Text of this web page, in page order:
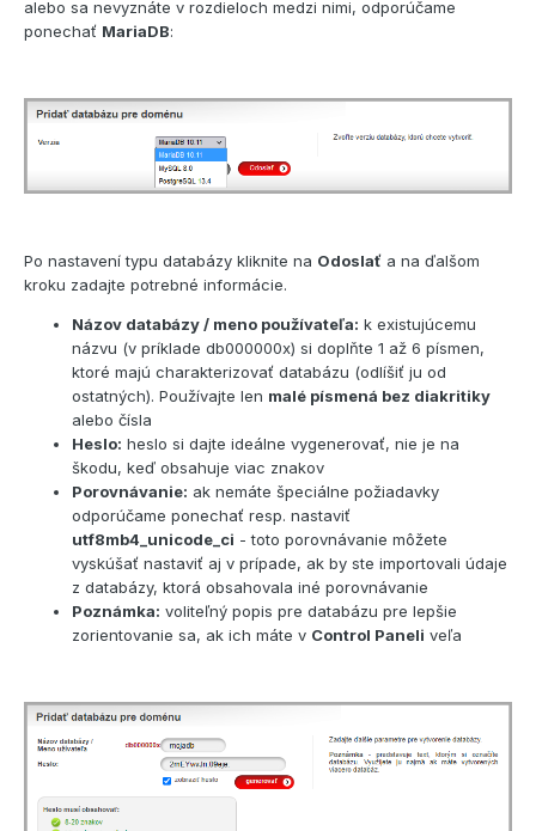
alebo sa nevyznáte v rozdieloch medzi nimi, odporúčame
ponechať MariaDB:
Po nastavení typu databázy kliknite na Odoslať a na ďalšom
kroku zadajte potrebné informácie.
Názov databázy / meno používateľa: k existujúcemu
názvu (v príklade db000000x) si doplňte 1 až 6 písmen,
ktoré majú charakterizovať databázu (odlíšiť ju od
ostatných). Používajte len malé písmená bez diakritiky
alebo čísla
Heslo: heslo si dajte ideálne vygenerovať, nie je na
škodu, keď obsahuje viac znakov
Porovnávanie: ak nemáte špeciálne požiadavky
odporúčame ponechať resp. nastaviť
utf8mb4_unicode_ci - toto porovnávanie môžete
vyskúšať nastaviť aj v prípade, ak by ste importovali údaje
z databázy, ktorá obsahovala iné porovnávanie
Poznámka: voliteľný popis pre databázu pre lepšie
zorientovanie sa, ak ich máte v Control Paneli veľa